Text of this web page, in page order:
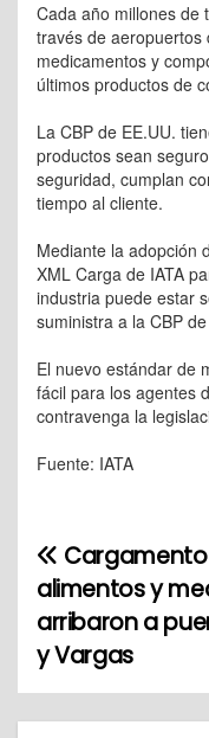
Cada año millones de
través de aeropuertos
medicamentos y
últimos productos de
La CBP de EE.UU.
productos sean
seguridad, cumplan
tiempo al cliente.
Mediante la adopción
XML Carga de IATA
industria puede estar
suministra a la CBP
El nuevo estándar de
fácil para los agentes
contravenga la
Fuente: IATA
N
a
v
e
alimentos y
arribaron a
y Vargas